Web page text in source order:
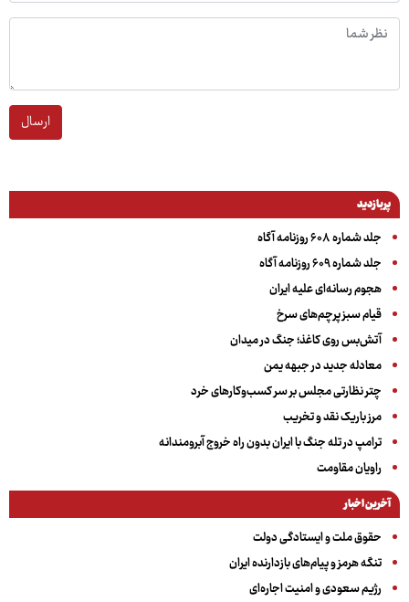
ارسال
پربازدید
جلد شماره ۶۰۸ روزنامه آگاه
جلد شماره ۶۰۹ روزنامه آگاه
هجوم رسانه‌ای علیه ایران
قیام سبز پرچم‌های سرخ
آتش‌بس روی کاغذ؛ جنگ در میدان
معادله جدید در جبهه یمن
چتر نظارتی مجلس بر سر کسب‌وکارهای خرد
مرز باریک نقد و تخریب
ترامپ در تله جنگ با ایران بدون راه خروج آبرومندانه
راویان مقاومت
آخرین اخبار
حقوق ملت و ایستادگی دولت
تنگه هرمز و پیام‌های بازدارنده ایران
رژیم سعودی و امنیت اجاره‌ای